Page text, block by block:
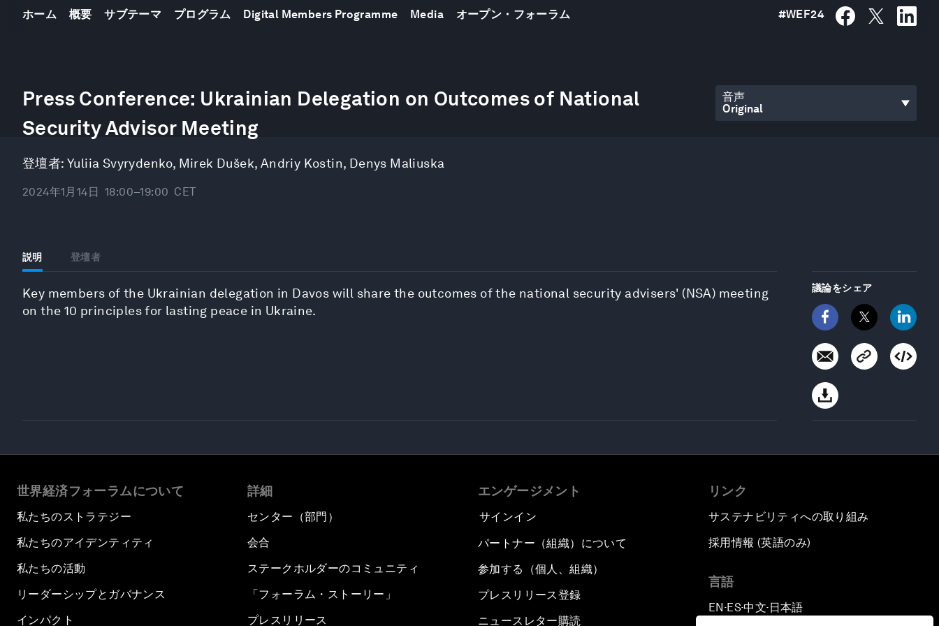
ホーム 概要 サブテーマ プログラム Digital Members Programme Media オープン・フォーラム #WEF24
Press Conference: Ukrainian Delegation on Outcomes of National
Security Advisor Meeting
登壇者: Yuliia Svyrydenko, Mirek Dušek, Andriy Kostin, Denys Maliuska
2024年1月14日 18:00–19:00 CET
音声
説明 登壇者
Key members of the Ukrainian delegation in Davos will share the outcomes of the national security advisers' (NSA) meeting
on the 10 principles for lasting peace in Ukraine.
議論をシェア
seconds
of
minutes,
17
90%
世界経済フォーラムについて
私たちのストラテジー
私たちのアイデンティティ
私たちの活動
リーダーシップとガバナンス
インパクト
詳細
センター（部門）
会合
ステークホルダーのコミュニティ
「フォーラム・ストーリー」
プレスリリース
エンゲージメント
サインイン
パートナー（組織）について
参加する（個人、組織）
プレスリリース登録
ニュースレター購読
リンク
サステナビリティへの取り組み
採用情報 (英語のみ)
言語
EN ▪ES▪中文▪ 日本語